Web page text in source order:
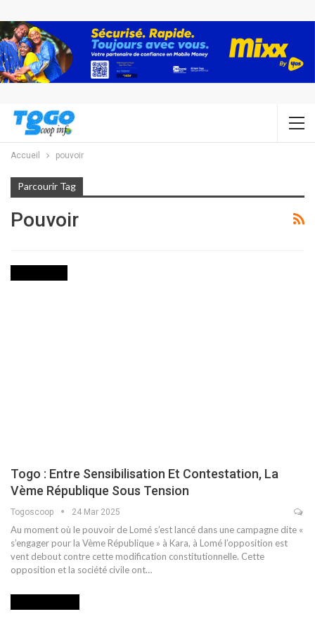
Accueil pouvoir
Parcourir Tag
Pouvoir
Togo : Entre Sensibilisation Et Contestation, La
Vème République Sous Tension
Togoscoop 24 Mar 2025
Au moment où le pouvoir de Lomé s’est lancé dans une campagne dite «
s’engager pour la Vème République » à Kara, à Lomé l’opposition est
vent debout contre cette modification constitutionnelle. Cette
opposition et la société civile ont…